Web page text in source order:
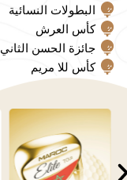
البطولات النسائية
كأس العرش
جائزة الحسن الثاني
كأس للا مريم